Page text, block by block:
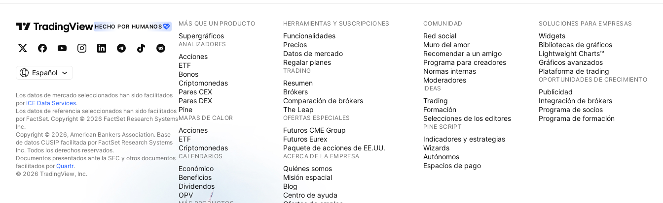
HECHO POR HUMANOS
Español
Los datos de mercado seleccionados han sido facilitados
por ICE Data Services.
Los datos de referencia seleccionados han sido facilitados
por FactSet. Copyright © 2026 FactSet Research Systems
Inc.
Copyright © 2026, American Bankers Association. Base
de datos CUSIP facilitada por FactSet Research Systems
Inc. Todos los derechos reservados.
Documentos presentados ante la SEC y otros documentos
facilitados por Quartr.
© 2026 TradingView, Inc.
MÁS QUE UN PRODUCTO
Supergráficos
ANALIZADORES
Acciones
ETF
Bonos
Criptomonedas
Pares CEX
Pares DEX
Pine
MAPAS DE CALOR
Acciones
ETF
Criptomonedas
CALENDARIOS
Económico
Beneficios
Dividendos
OPV
HERRAMIENTAS Y SUSCRIPCIONES
Funcionalidades
Precios
Datos de mercado
Regalar planes
TRADING
Resumen
Brókers
Comparación de brókers
The Leap
OFERTAS ESPECIALES
Futuros CME Group
Futuros Eurex
Paquete de acciones de EE.UU.
ACERCA DE LA EMPRESA
Quiénes somos
Misión espacial
Blog
Centro de ayuda
COMUNIDAD
Red social
Muro del amor
Recomendar a un amigo
Programa para creadores
Normas internas
Moderadores
IDEAS
Trading
Formación
Selecciones de los editores
PINE SCRIPT
Indicadores y estrategias
Wizards
Autónomos
Espacios de pago
SOLUCIONES PARA EMPRESAS
Widgets
Bibliotecas de gráficos
Lightweight Charts™
Gráficos avanzados
Plataforma de trading
OPORTUNIDADES DE CRECIMIENTO
Publicidad
Integración de brókers
Programa de socios
Programa de formación